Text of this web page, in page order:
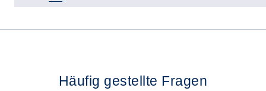
Häufig gestellte Fragen